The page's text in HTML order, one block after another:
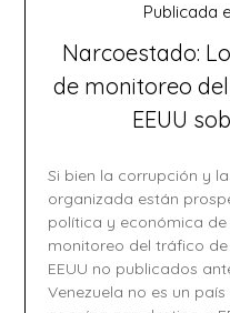
Narcoestado:
de monitoreo
EEUU
Publicada
Si bien la corrupción y
organizada están
política y económica
monitoreo del tráfico
EEUU no publicados
Venezuela no es un